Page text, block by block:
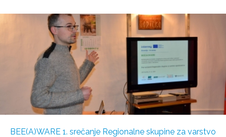
BEE(A)WARE 1. srečanje Regionalne skupine za varstvo